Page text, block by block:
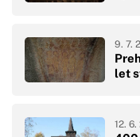
let
9. 7.
12.